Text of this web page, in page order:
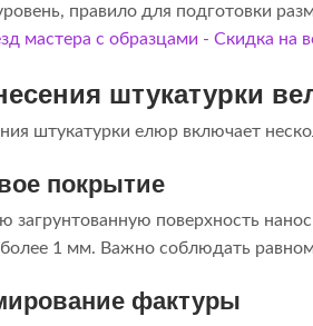
правило для подготовки
штукатурки
штукатурки елюр включает
покрытие
загрунтованную поверхность
1 мм. Важно соблюдать
фактуры